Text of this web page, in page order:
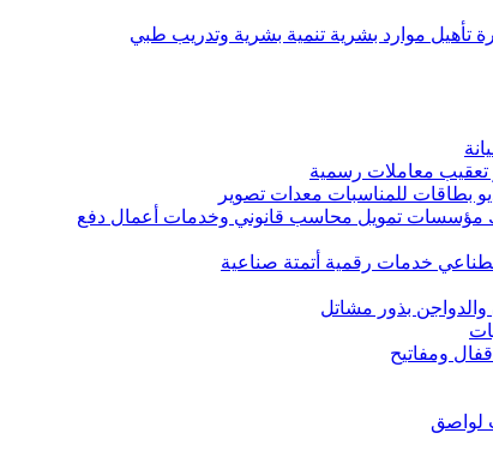
تأهيل موارد بشرية تنمية بشرية وتدريب طبي
تمويل محاسب قانوني وخدمات أعمال دفع
خدمات رقمية أتمتة صناعية
بذور مشاتل
ومفاتيح
لواصق